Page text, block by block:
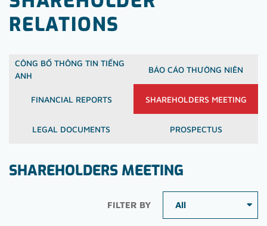
RELATIONS
CÔNG BỐ THÔNG TIN TIẾNG
ANH
BÁO CÁO THƯỜNG NIÊN
FINANCIAL REPORTS SHAREHOLDERS MEETING
LEGAL DOCUMENTS PROSPECTUS
SHAREHOLDERS MEETING
FILTER BY